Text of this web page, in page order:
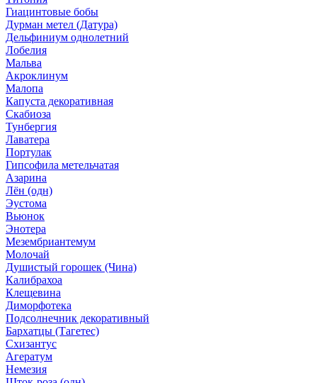
Гиацинтовые бобы
Дурман метел (Датура)
Дельфиниум однолетний
Лобелия
Мальва
Акроклинум
Малопа
Капуста декоративная
Скабиоза
Тунбергия
Лаватера
Портулак
Гипсофила метельчатая
Азарина
Лён (одн)
Эустома
Вьюнок
Энотера
Мезембриантемум
Молочай
Душистый горошек (Чина)
Калибрахоа
Клещевина
Диморфотека
Подсолнечник декоративный
Бархатцы (Тагетес)
Схизантус
Агератум
Немезия